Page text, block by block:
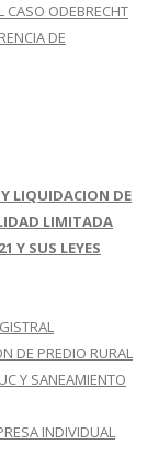
CASO ODEBRECHT
DE
LIQUIDACION DE
LIMITADA
Y SUS LEYES
DE PREDIO RURAL
Y SANEAMIENTO
INDIVIDUAL